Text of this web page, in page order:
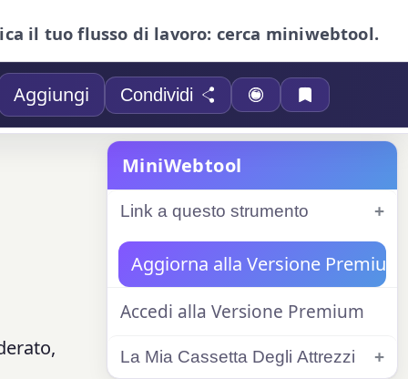
il tuo flusso di lavoro: cerca miniwebtool.
Aggiungi Condividi
MiniWebtool
Link a questo strumento
Aggiorna alla Versione Premium
Accedi alla Versione Premium
La Mia Cassetta Degli Attrezzi